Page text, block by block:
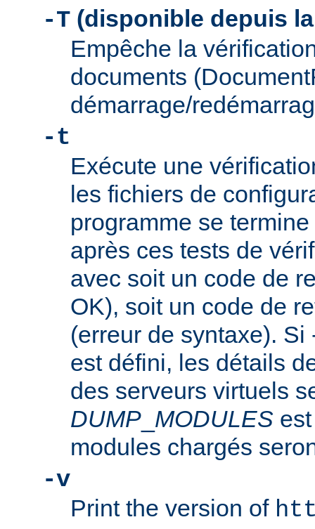
-T (disponible depuis
Empêche la
documents
démarrage/
-t
Exécute une
les fichiers de
programme se
après ces tests de
avec soit un code de
OK), soit un code de
(erreur de syntaxe).
est défini, les détails
des serveurs virtuels
DUMP MODULES
modules chargés
-v
Print the version of